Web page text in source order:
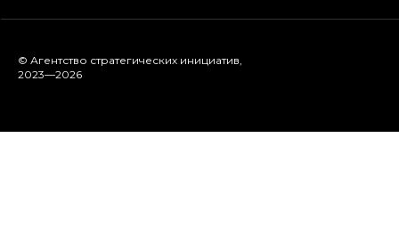
© Агентство стратегических инициатив,
2023—2026